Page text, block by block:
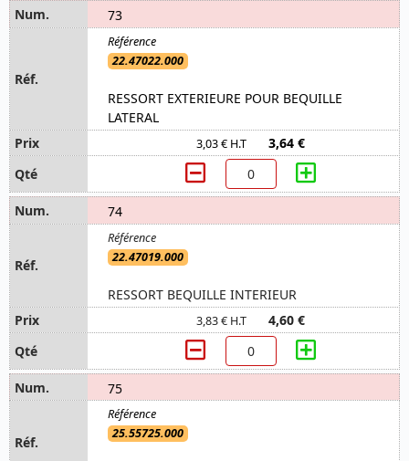
73
22.47022.000
RESSORT EXTERIEURE POUR BEQUILLE
LATERAL
3,03 € H.T 3,64 €
74
22.47019.000
RESSORT BEQUILLE INTERIEUR
3,83 € H.T 4,60 €
75
25.55725.000